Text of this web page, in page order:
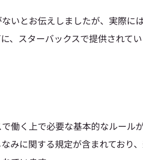
いとお伝えしましたが、実際に
、スターバックスで提供されて
働く上で必要な基本的なルール
みに関する規定が含まれており